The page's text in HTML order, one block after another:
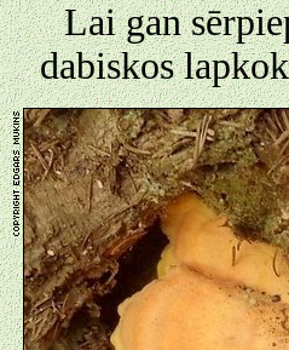
Lai gan
dabiskos